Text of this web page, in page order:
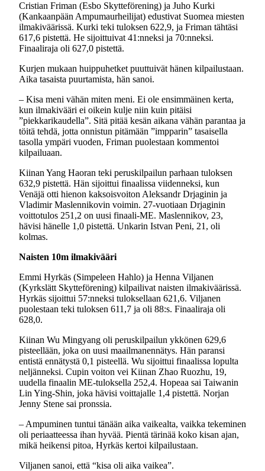
Cristian Friman (Esbo Skytteförening) ja Juho Kurki
(Kankaanpään Ampumaurheilijat) edustivat Suomea miesten
ilmakiväärissä. Kurki teki tuloksen 622,9, ja Friman tähtäsi
617,6 pistettä. He sijoittuivat 41:nneksi ja 70:nneksi.
Finaaliraja oli 627,0 pistettä.
Kurjen mukaan huippuhetket puuttuivät hänen kilpailustaan.
Aika tasaista puurtamista, hän sanoi.
– Kisa meni vähän miten meni. Ei ole ensimmäinen kerta,
kun ilmakivääri ei oikein kulje niin kuin pitäisi
”piekkarikaudella”. Sitä pitää kesän aikana vähän parantaa ja
töitä tehdä, jotta onnistun pitämään ”impparin” tasaisella
tasolla ympäri vuoden, Friman puolestaan kommentoi
kilpailuaan.
Kiinan Yang Haoran teki peruskilpailun parhaan tuloksen
632,9 pistettä. Hän sijoittui finaalissa viidenneksi, kun
Venäjä otti hienon kaksoisvoiton Aleksandr Drjaginin ja
Vladimir Maslennikovin voimin. 27-vuotiaan Drjaginin
voittotulos 251,2 on uusi finaali-ME. Maslennikov, 23,
hävisi hänelle 1,0 pistettä. Unkarin Istvan Peni, 21, oli
kolmas.
Naisten 10m ilmakivääri
Emmi Hyrkäs (Simpeleen Hahlo) ja Henna Viljanen
(Kyrkslätt Skytteförening) kilpailivat naisten ilmakiväärissä.
Hyrkäs sijoittui 57:nneksi tuloksellaan 621,6. Viljanen
puolestaan teki tuloksen 611,7 ja oli 88:s. Finaaliraja oli
628,0.
Kiinan Wu Mingyang oli peruskilpailun ykkönen 629,6
pisteellään, joka on uusi maailmanennätys. Hän paransi
entistä ennätystä 0,1 pisteellä. Wu sijoittui finaalissa lopulta
neljänneksi. Cupin voiton vei Kiinan Zhao Ruozhu, 19,
uudella finaalin ME-tuloksella 252,4. Hopeaa sai Taiwanin
Lin Ying-Shin, joka hävisi voittajalle 1,4 pistettä. Norjan
Jenny Stene sai pronssia.
– Ampuminen tuntui tänään aika vaikealta, vaikka tekeminen
oli periaatteessa ihan hyvää. Pientä tärinää koko kisan ajan,
mikä heikensi pitoa, Hyrkäs kertoi kilpailustaan.
Viljanen sanoi, että “kisa oli aika vaikea”.